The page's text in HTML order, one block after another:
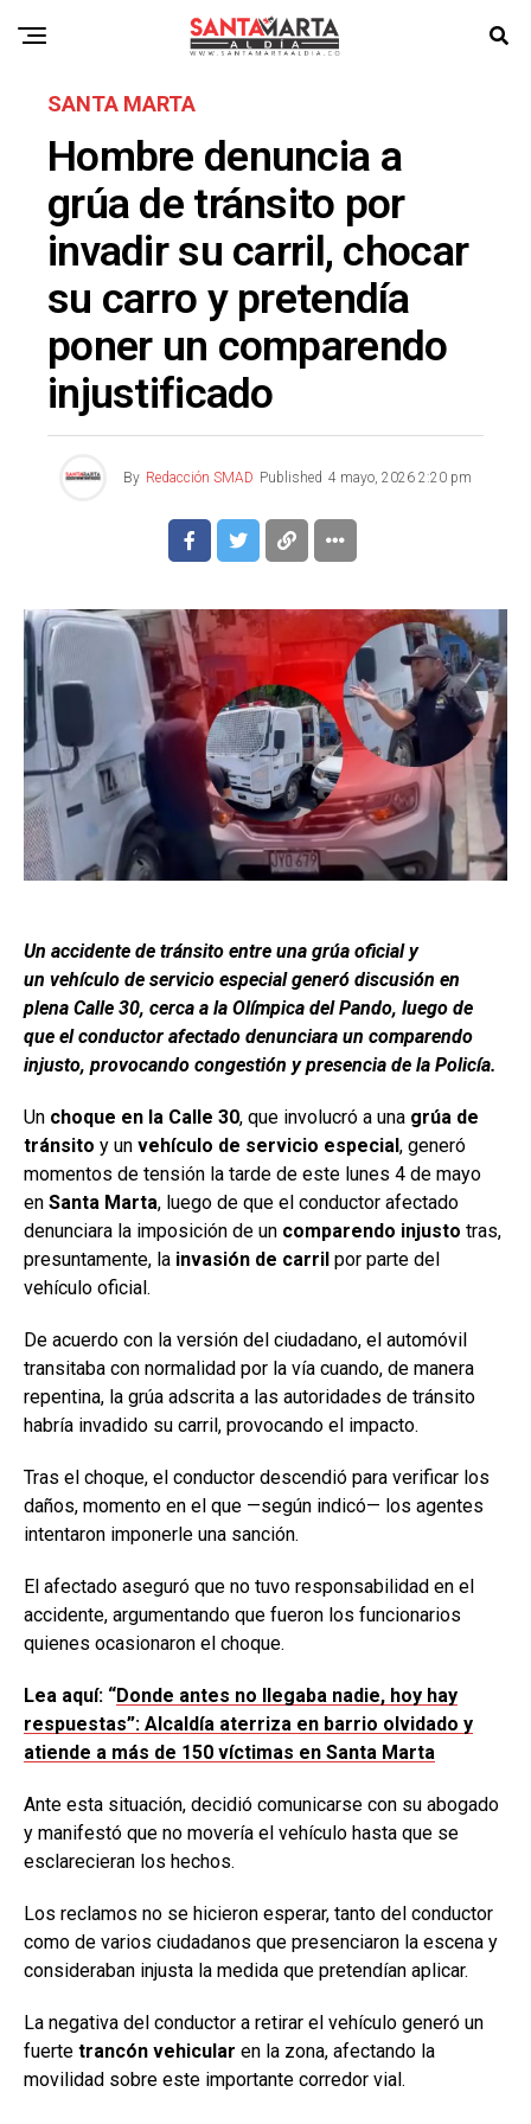
SANTA MARTA
Hombre denuncia a
grúa de tránsito por
invadir su carril, chocar
su carro y pretendía
poner un comparendo
injustificado
By Redacción SMAD Published 4 mayo, 2026 2:20 pm
Un accidente de tránsito entre una grúa oficial y
un vehículo de servicio especial generó discusión en
plena Calle 30, cerca a la Olímpica del Pando, luego de
que el conductor afectado denunciara un comparendo
injusto, provocando congestión y presencia de la Policía.
Un choque en la Calle 30, que involucró a una grúa de
tránsito y un vehículo de servicio especial , generó
momentos de tensión la tarde de este lunes 4 de mayo
en Santa Marta, luego de que el conductor afectado
denunciara la imposición de un comparendo injusto tras,
presuntamente, la invasión de carril por parte del
vehículo oficial.
De acuerdo con la versión del ciudadano, el automóvil
transitaba con normalidad por la vía cuando, de manera
repentina, la grúa adscrita a las autoridades de tránsito
habría invadido su carril, provocando el impacto.
Tras el choque, el conductor descendió para verificar los
daños, momento en el que —según indicó— los agentes
intentaron imponerle una sanción.
El afectado aseguró que no tuvo responsabilidad en el
accidente, argumentando que fueron los funcionarios
quienes ocasionaron el choque.
Lea aquí: “Donde antes no llegaba nadie, hoy hay
respuestas”: Alcaldía aterriza en barrio olvidado y
atiende a más de 150 víctimas en Santa Marta
Ante esta situación, decidió comunicarse con su abogado
y manifestó que no movería el vehículo hasta que se
esclarecieran los hechos.
Los reclamos no se hicieron esperar, tanto del conductor
como de varios ciudadanos que presenciaron la escena y
consideraban injusta la medida que pretendían aplicar.
La negativa del conductor a retirar el vehículo generó un
fuerte trancón vehicular en la zona, afectando la
movilidad sobre este importante corredor vial.